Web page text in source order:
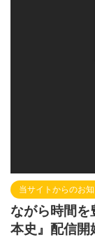
当サイトからのお
ながら時間を
本史』配信開